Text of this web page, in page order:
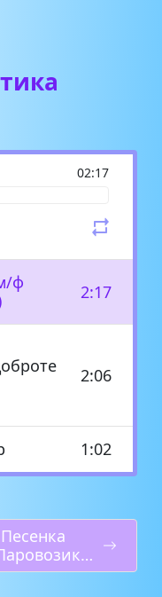
02:17
ф
2:17
2:06
1:02
2:25
2:06
Песенка
Чух»